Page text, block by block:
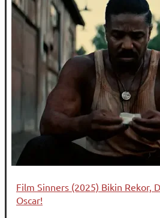
Film Sinners (2025) Bikin Rekor,
Oscar!